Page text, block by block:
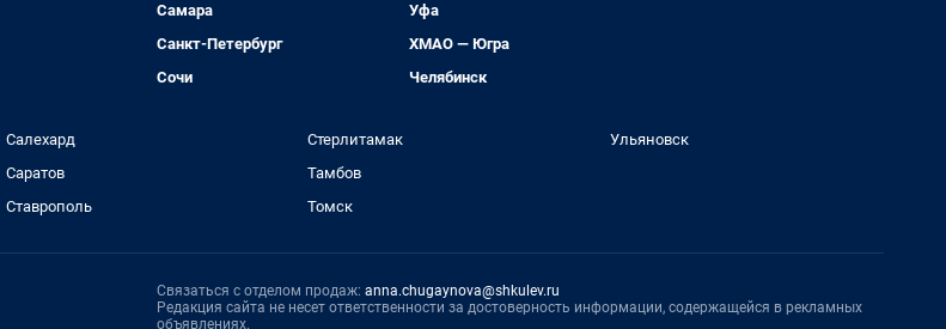
Самара
Санкт-Петербург
Сочи
Уфа
ХМАО — Югра
Челябинск
Салехард
Саратов
Ставрополь
Стерлитамак
Тамбов
Томск
Ульяновск
Связаться с отделом продаж: anna.chugaynova@shkulev.ru
Редакция сайта не несет ответственности за достоверность информации, содержащейся в рекламных
объявлениях.